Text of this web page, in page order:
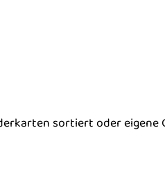
sortiert oder eigene